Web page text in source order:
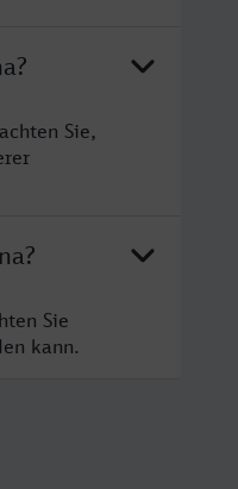
Sie,
Sie
kann.